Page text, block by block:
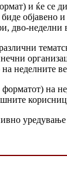
и ќе
објавено
дво-
неделните
на
уредување